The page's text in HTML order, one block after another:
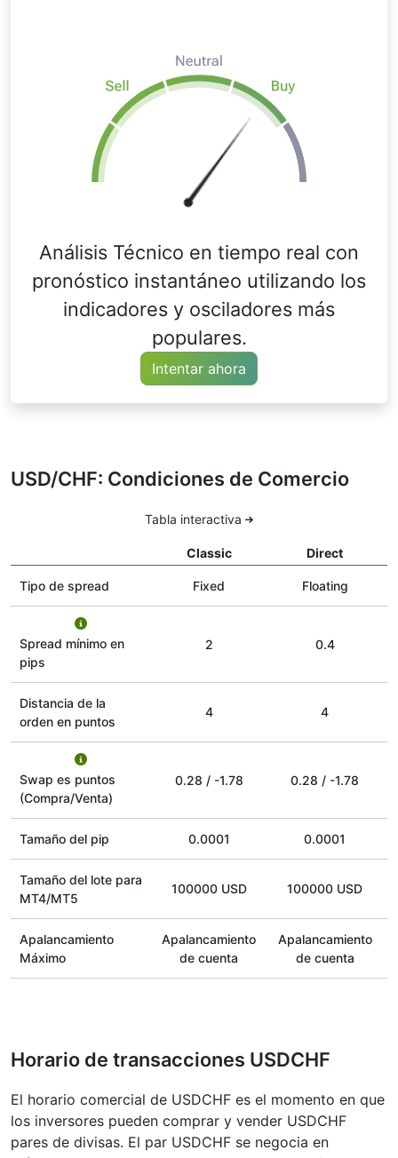
Análisis Técnico en tiempo real con
pronóstico instantáneo utilizando los
indicadores y osciladores más
populares.
Intentar ahora
USD/CHF: Condiciones de Comercio
Tabla interactiva
Classic Direct
Tipo de spread Fixed Floating
Spread mínimo en
pips
2 0.4
Distancia de la
orden en puntos
4 4
Swap es puntos
(Compra/Venta)
0.28 / -1.78 0.28 / -1.78
Tamaño del pip 0.0001 0.0001
Tamaño del lote para
MT4/MT5
100000 USD 100000 USD
Apalancamiento
Máximo
Apalancamiento
de cuenta
Apalancamiento
de cuenta
Horario de transacciones USDCHF
El horario comercial de USDCHF es el momento en que
los inversores pueden comprar y vender USDCHF
pares de divisas. El par USDCHF se negocia en